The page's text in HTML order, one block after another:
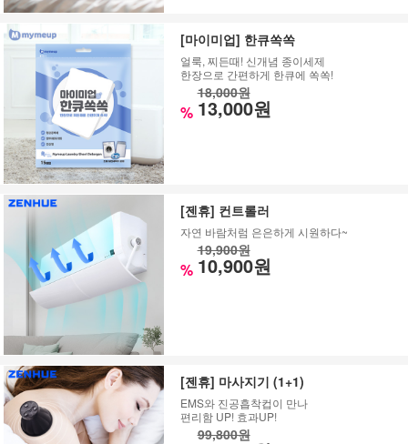
[마이미업] 한큐쏙쏙
얼룩, 찌든때! 신개념 종이세제
한장으로 간편하게 한큐에 쏙쏙!
%
18,000원
13,000원
[젠휴] 컨트롤러
자연 바람처럼 은은하게 시원하다~
%
19,900원
10,900원
[젠휴] 마사지기 (1+1)
EMS와 진공흡착컵이 만나
편리함 UP! 효과UP!
99,800원